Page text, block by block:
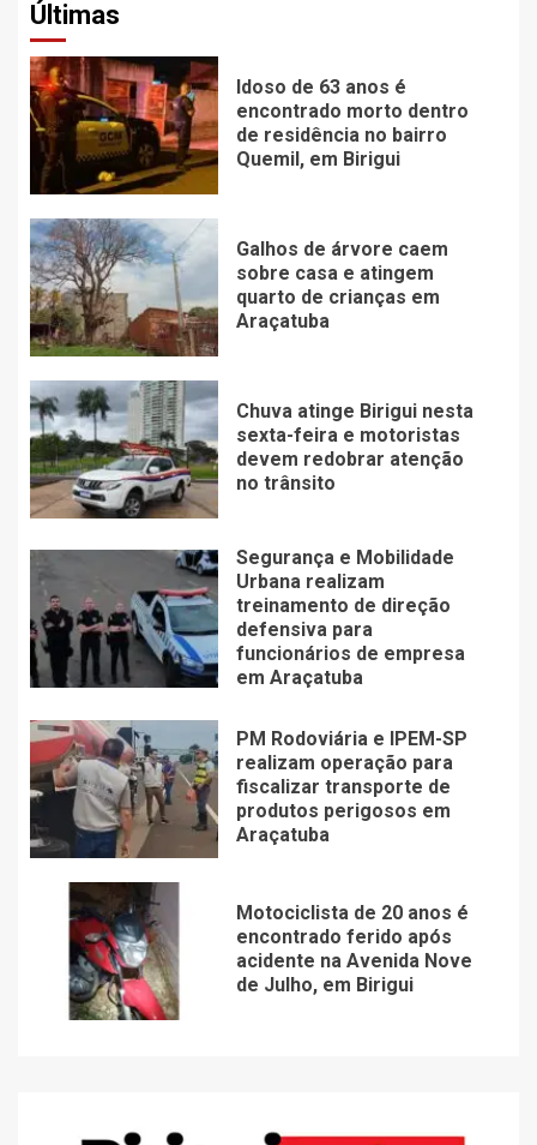
Últimas
Idoso de 63 anos é
encontrado morto dentro
de residência no bairro
Quemil, em Birigui
Galhos de árvore caem
sobre casa e atingem
quarto de crianças em
Araçatuba
Chuva atinge Birigui nesta
sexta-feira e motoristas
devem redobrar atenção
no trânsito
Segurança e Mobilidade
Urbana realizam
treinamento de direção
defensiva para
funcionários de empresa
em Araçatuba
PM Rodoviária e IPEM-SP
realizam operação para
fiscalizar transporte de
produtos perigosos em
Araçatuba
Motociclista de 20 anos é
encontrado ferido após
acidente na Avenida Nove
de Julho, em Birigui